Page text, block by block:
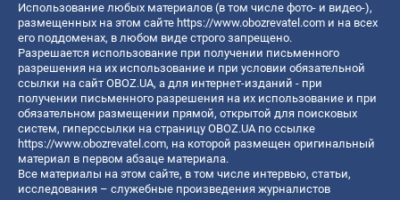
Использование любых материалов (в том числе фото- и видео-),
размещенных на этом сайте https://www.obozrevatel.com и на всех
его поддоменах, в любом виде строго запрещено.
Разрешается использование при получении письменного
разрешения на их использование и при условии обязательной
ссылки на сайт OBOZ.UA, а для интернет-изданий - при
получении письменного разрешения на их использование и при
обязательном размещении прямой, открытой для поисковых
систем, гиперссылки на страницу OBOZ.UA по ссылке
https://www.obozrevatel.com, на которой размещен оригинальный
материал в первом абзаце материала.
Все материалы на этом сайте, в том числе интервью, статьи,
исследования – служебные произведения журналистов